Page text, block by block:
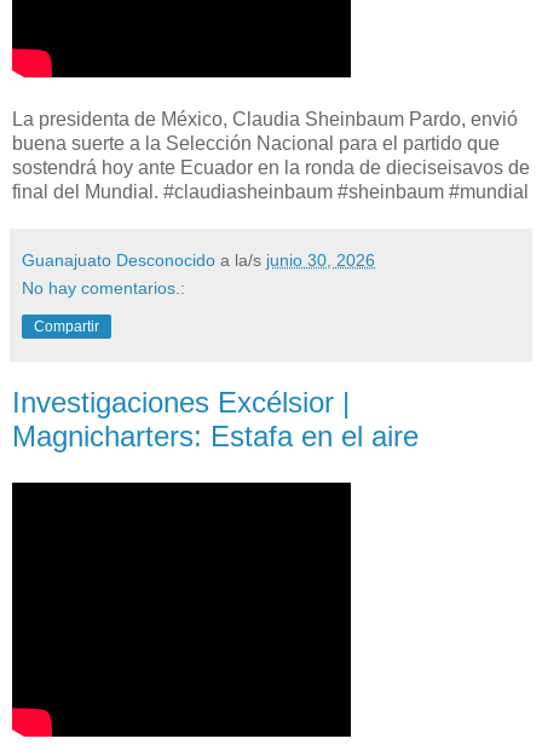
La presidenta de México, Claudia Sheinbaum Pardo, envió
buena suerte a la Selección Nacional para el partido que
sostendrá hoy ante Ecuador en la ronda de dieciseisavos de
final del Mundial. #claudiasheinbaum #sheinbaum #mundial
Guanajuato Desconocido a la/s junio 30, 2026
No hay comentarios.:
Compartir
Investigaciones Excélsior |
Magnicharters: Estafa en el aire